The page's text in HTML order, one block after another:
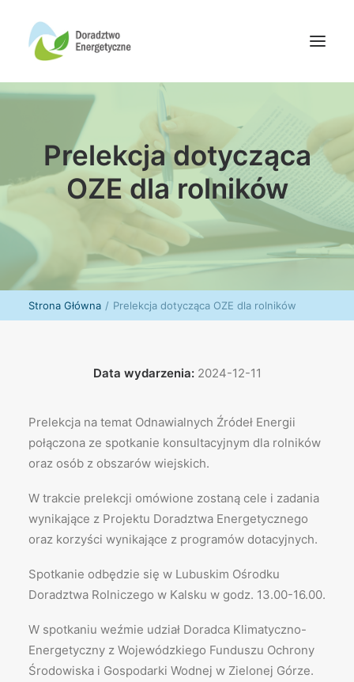
Oferta doradców
Aktualności
Wydarzenia
Oferta finansowania
Kontakt
Prelekcja dotycząca
OZE dla rolników
Strona Główna Prelekcja dotycząca OZE dla rolników
Data wydarzenia:2024-12-11
Prelekcja na temat Odnawialnych Źródeł Energii
połączona ze spotkanie konsultacyjnym dla rolników
oraz osób z obszarów wiejskich.
W trakcie prelekcji omówione zostaną cele i zadania
wynikające z Projektu Doradztwa Energetycznego
oraz korzyści wynikające z programów dotacyjnych.
Spotkanie odbędzie się w Lubuskim Ośrodku
Doradztwa Rolniczego w Kalsku w godz. 13.00-16.00.
W spotkaniu weźmie udział Doradca Klimatyczno-
Energetyczny z Wojewódzkiego Funduszu Ochrony
Środowiska i Gospodarki Wodnej w Zielonej Górze.